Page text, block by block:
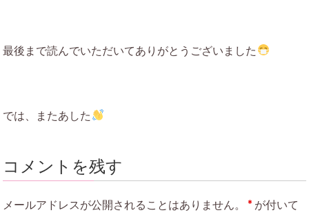
最後まで読んでいただいてありがとうございました
では、またあした
コメントを残す
メールアドレスが公開されることはありません。 * が付いて